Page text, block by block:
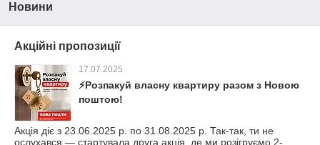
Новини
Акційні пропозиції
17.07.2025
⚡Розпакуй власну квартиру разом з Новою
поштою!
Акція діє з 23.06.2025 р. по 31.08.2025 р. Так-так, ти не
ослухався — стартувала друга акція, де ми розігруємо 2-